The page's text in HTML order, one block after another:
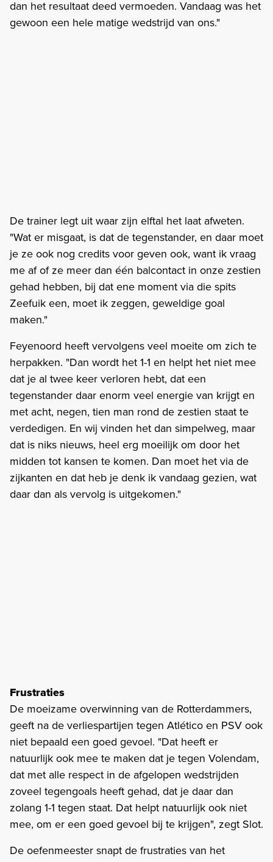
dan het resultaat deed vermoeden. Vandaag was het
gewoon een hele matige wedstrijd van ons."
De trainer legt uit waar zijn elftal het laat afweten.
"Wat er misgaat, is dat de tegenstander, en daar moet
je ze ook nog credits voor geven ook, want ik vraag
me af of ze meer dan één balcontact in onze zestien
gehad hebben, bij dat ene moment via die spits
Zeefuik een, moet ik zeggen, geweldige goal
maken."
Feyenoord heeft vervolgens veel moeite om zich te
herpakken. "Dan wordt het 1-1 en helpt het niet mee
dat je al twee keer verloren hebt, dat een
tegenstander daar enorm veel energie van krijgt en
met acht, negen, tien man rond de zestien staat te
verdedigen. En wij vinden het dan simpelweg, maar
dat is niks nieuws, heel erg moeilijk om door het
midden tot kansen te komen. Dan moet het via de
zijkanten en dat heb je denk ik vandaag gezien, wat
daar dan als vervolg is uitgekomen."
Frustraties
De moeizame overwinning van de Rotterdammers,
geeft na de verliespartijen tegen Atlético en PSV ook
niet bepaald een goed gevoel. "Dat heeft er
natuurlijk ook mee te maken dat je tegen Volendam,
dat met alle respect in de afgelopen wedstrijden
zoveel tegengoals heeft gehad, dat je daar dan
zolang 1-1 tegen staat. Dat helpt natuurlijk ook niet
mee, om er een goed gevoel bij te krijgen", zegt Slot.
De oefenmeester snapt de frustraties van het